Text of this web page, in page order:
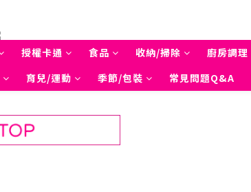
授權卡通 食品 收納/掃除 廚房調理
育兒/運動 季節/包裝 常見問題Q&A